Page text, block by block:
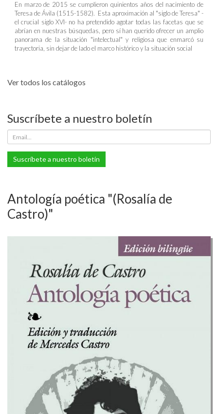
En marzo de 2015 se cumplieron quinientos años del nacimiento de
Teresa de Ávila (1515-1582). Esta aproximación al "siglo de Teresa" -
el crucial siglo XVI- no ha pretendido agotar todas las facetas que se
abrían en nuestras búsquedas, pero sí han querido ofrecer un amplio
panorama de la situación "intelectual" y religiosa que enmarcó su
trayectoria, sin dejar de lado el marco histórico y la situación social
Ver todos los catálogos
Suscríbete a nuestro boletín
Suscríbete a nuestro boletín
Antología poética "(Rosalía de
Castro)"